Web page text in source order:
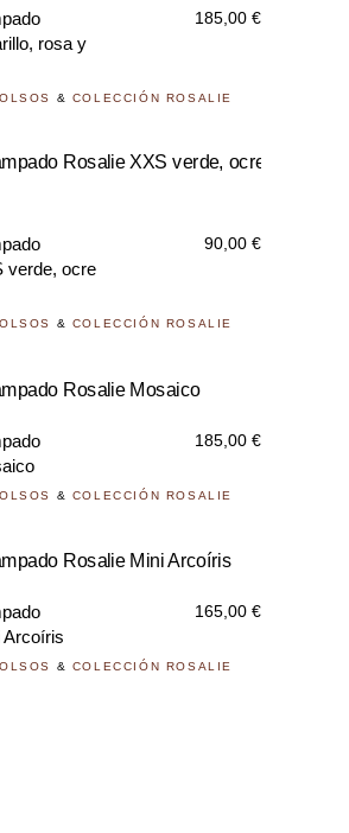
rosa y
185,00 €
& COLECCIÓN ROSALIE
verde, ocre
90,00 €
& COLECCIÓN ROSALIE
185,00 €
& COLECCIÓN ROSALIE
Arcoíris
165,00 €
& COLECCIÓN ROSALIE